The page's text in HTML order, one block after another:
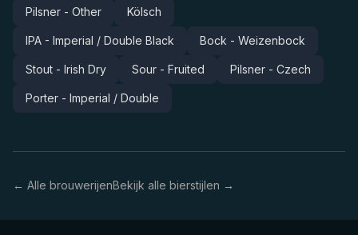
Pilsner - Other Kölsch
IPA - Imperial / Double Black Bock - Weizenbock
Stout - Irish Dry Sour - Fruited Pilsner - Czech
Porter - Imperial / Double
← Alle brouwerijenBekijk alle bierstijlen →